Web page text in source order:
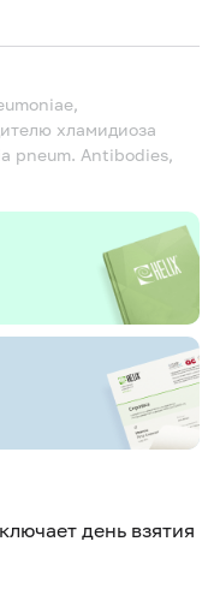
хламидиоза
pneum. Antibodies,
день взятия